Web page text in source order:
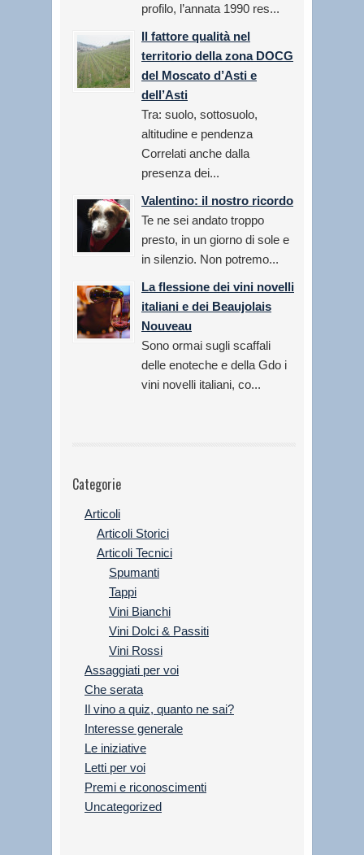
profilo, l’annata 1990 res...
Il fattore qualità nel
territorio della zona DOCG
del Moscato d’Asti e
dell’Asti
Tra: suolo, sottosuolo,
altitudine e pendenza
Correlati anche dalla
presenza dei...
Valentino: il nostro ricordo
Te ne sei andato troppo
presto, in un giorno di sole e
in silenzio. Non potremo...
La flessione dei vini novelli
italiani e dei Beaujolais
Nouveau
Sono ormai sugli scaffali
delle enoteche e della Gdo i
vini novelli italiani, co...
Categorie
Articoli
Articoli Storici
Articoli Tecnici
Spumanti
Tappi
Vini Bianchi
Vini Dolci & Passiti
Vini Rossi
Assaggiati per voi
Che serata
Il vino a quiz, quanto ne sai?
Interesse generale
Le iniziative
Letti per voi
Premi e riconoscimenti
Uncategorized